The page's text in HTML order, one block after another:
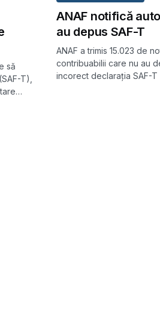
să
T),
ANAF notifică
au depus SAF-T
ANAF a trimis 15.023 de
contribuabilii care nu au
incorect declarația SAF-